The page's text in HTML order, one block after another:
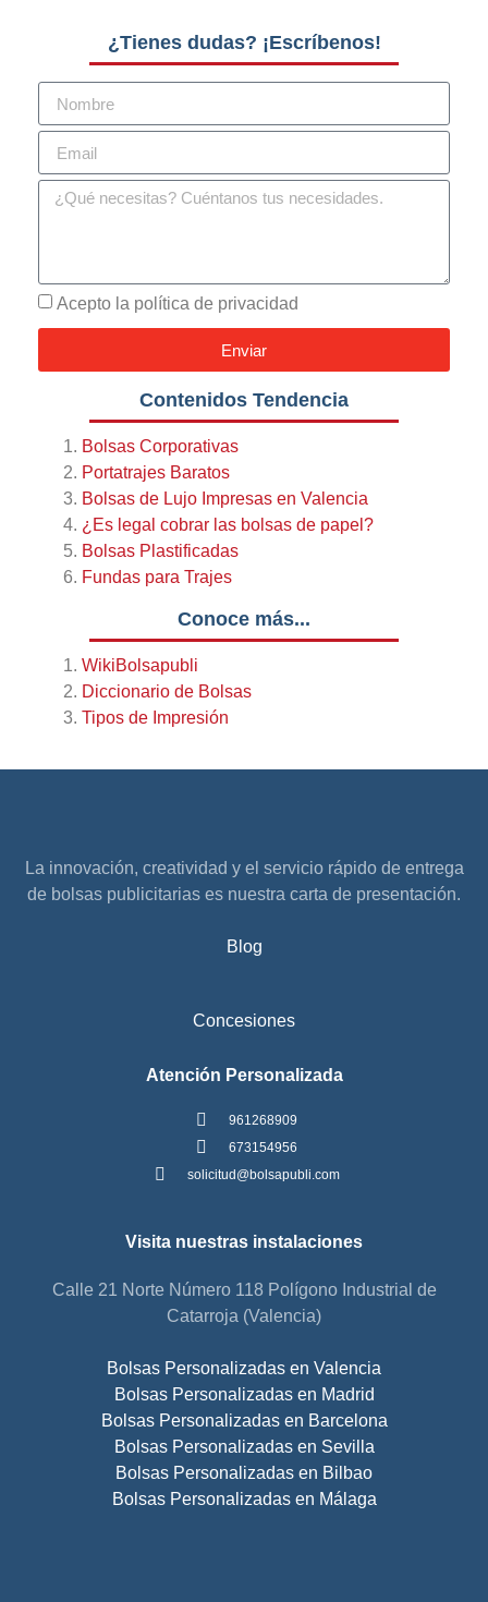
¿Tienes dudas? ¡Escríbenos!
Acepto la política de privacidad
Enviar
Contenidos Tendencia
Bolsas Corporativas
Portatrajes Baratos
Bolsas de Lujo Impresas en Valencia
¿Es legal cobrar las bolsas de papel?
Bolsas Plastificadas
Fundas para Trajes
Conoce más...
WikiBolsapubli
Diccionario de Bolsas
Tipos de Impresión
La innovación, creatividad y el servicio rápido de entrega
de bolsas publicitarias es nuestra carta de presentación.
Blog
Concesiones
Atención Personalizada
961268909
673154956
solicitud@bolsapubli.com
Visita nuestras instalaciones
Calle 21 Norte Número 118 Polígono Industrial de
Catarroja (Valencia)
Bolsas Personalizadas en Valencia
Bolsas Personalizadas en Madrid
Bolsas Personalizadas en Barcelona
Bolsas Personalizadas en Sevilla
Bolsas Personalizadas en Bilbao
Bolsas Personalizadas en Málaga